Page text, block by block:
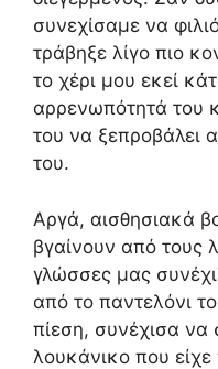
συνεχίσαμε να
τράβηξε λίγο πιο
το χέρι μου εκεί
αρρενωπότητά του
του να ξεπροβάλει
του.
Αργά, αισθησιακά
βγαίνουν από τους
γλώσσες μας
από το παντελόνι
πίεση, συνέχισα να
λουκάνικο που